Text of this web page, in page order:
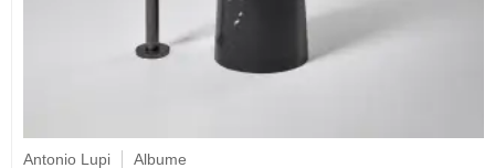
Antonio Lupi Albume